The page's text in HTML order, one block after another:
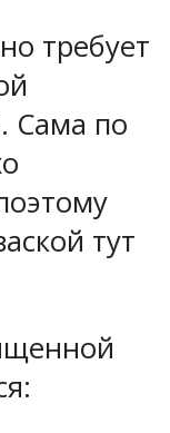
требует
Сама по
тут